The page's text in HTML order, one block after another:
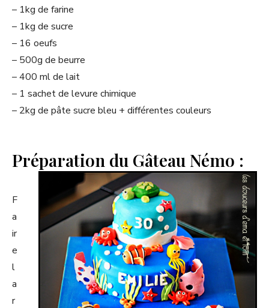
– 1kg de farine
– 1kg de sucre
– 16 oeufs
– 500g de beurre
– 400 ml de lait
– 1 sachet de levure chimique
– 2kg de pâte sucre bleu + différentes couleurs
Préparation du Gâteau Némo :
F
a
ir
e
l
a
r